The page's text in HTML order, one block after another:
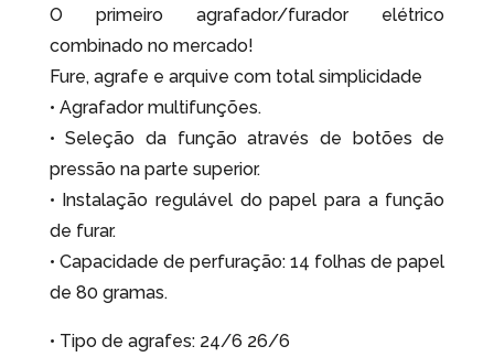
O primeiro agrafador/furador elétrico
combinado no mercado!
Fure, agrafe e arquive com total simplicidade
• Agrafador multifunções.
• Seleção da função através de botões de
pressão na parte superior.
• Instalação regulável do papel para a função
de furar.
• Capacidade de perfuração: 14 folhas de papel
de 80 gramas.
• Tipo de agrafes: 24/6 26/6